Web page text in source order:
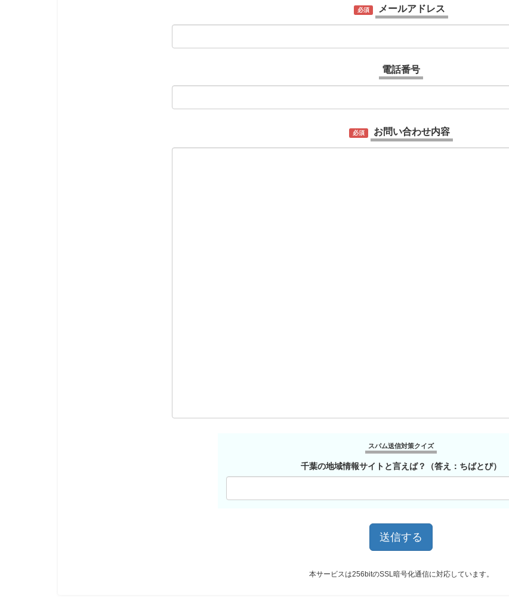
必須 メールアドレス
電話番号
必須 お問い合わせ内容
スパム送信対策クイズ
千葉の地域情報サイトと言えば？（答え：ちばとぴ）
本サービスは256bitのSSL暗号化通信に対応しています。